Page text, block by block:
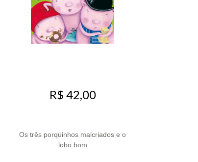
R$ 42,00
Os três porquinhos malcriados e o
lobo bom